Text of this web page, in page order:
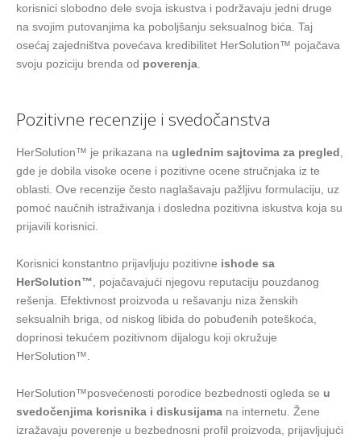
korisnici slobodno dele svoja iskustva i podržavaju jedni druge
na svojim putovanjima ka poboljšanju seksualnog bića. Taj
osećaj zajedništva povećava kredibilitet HerSolution™ pojačava
svoju poziciju brenda od poverenja
Pozitivne recenzije i svedočanstva
HerSolution™ je prikazana na uglednim sajtovima za pregled,
gde je dobila visoke ocene i pozitivne ocene stručnjaka iz te
oblasti. Ove recenzije često naglašavaju pažljivu formulaciju, uz
pomoć naučnih istraživanja i dosledna pozitivna iskustva koja su
prijavili korisnici.
Korisnici konstantno prijavljuju pozitivne ishode sa
HerSolution™, pojačavajući njegovu reputaciju pouzdanog
rešenja. Efektivnost proizvoda u rešavanju niza ženskih
seksualnih briga, od niskog libida do pobuđenih poteškoća,
doprinosi tekućem pozitivnom dijalogu koji okružuje
HerSolution™.
HerSolution™posvećenosti porodice bezbednosti ogleda se u
svedočenjima korisnika i diskusijama na internetu. Žene
izražavaju poverenje u bezbednosni profil proizvoda, prijavljujući